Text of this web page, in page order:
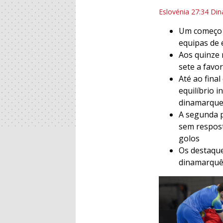
Eslovénia 27:34
Um
equipas de
Aos quinze
sete a
Até ao
equilíbrio
A segunda
sem
golos
Os